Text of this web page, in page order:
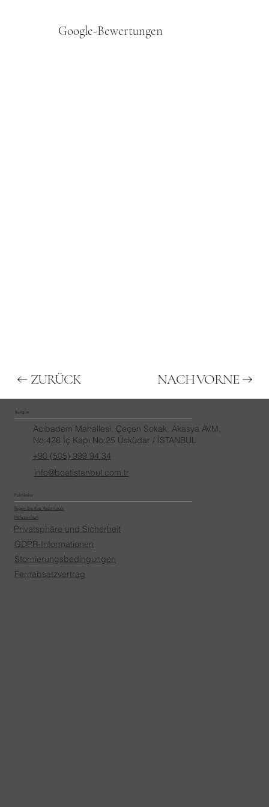
​Google-Bewertungen
ZURÜCK NACH VORNE
İletişim
Acıbadem Mahallesi, Çeçen Sokak, Akasya AVM,
No:426 İç Kapı No:25 Üsküdar / İSTANBUL
+90 (505) 999 94 34
info@boatistanbul.com.tr
Politikalar
Fügen Sie Ihre Yacht hinzu
Hilfezentrum
​Privatsphäre und Sicherheit
GDPR-Informationen
Stornierungsbedingungen
​Fernabsatzvertrag